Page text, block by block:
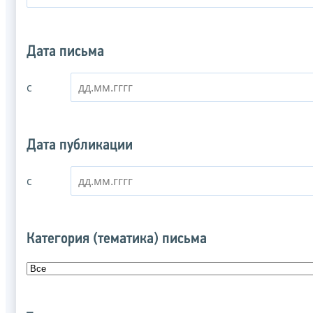
Дата письма
с
Дата публикации
с
Категория (тематика) письма